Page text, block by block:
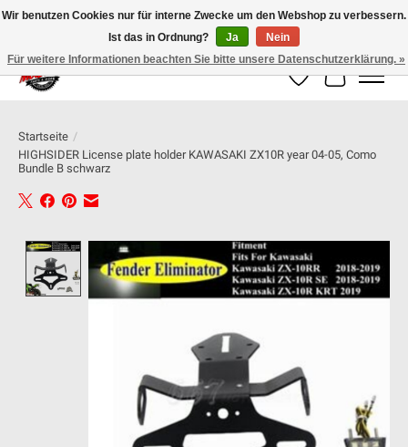
100% schweizer Onlineshop für Dein Motorrad
Wunschzettel
Ihr
Startseite /
HIGHSIDER License plate holder KAWASAKI ZX10R year 04-05, Como
Bundle B schwarz
Product image slideshow Items
Wir benutzen Cookies nur für interne Zwecke um den Webshop zu verbessern.
Ist das in Ordnung?
Ja
Nein
Für weitere Informationen beachten Sie bitte unsere Datenschutzerklärung. »